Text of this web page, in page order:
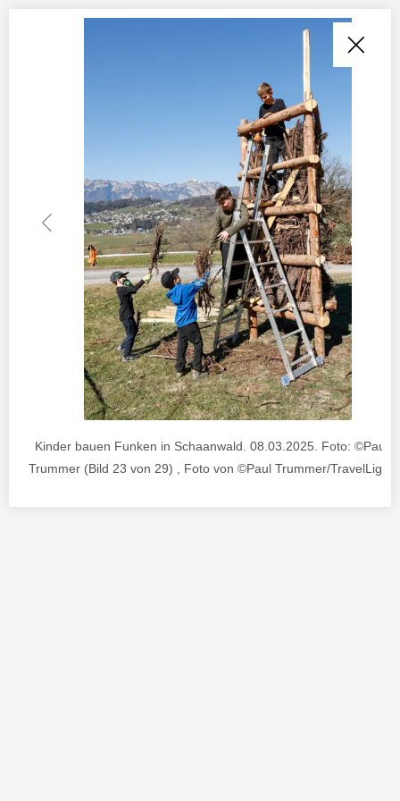
Kinder bauen Funken in Schaanwald. 08.03.2025. Foto: ©Paul
Trummer (Bild 23 von 29) , Foto von ©Paul Trummer/